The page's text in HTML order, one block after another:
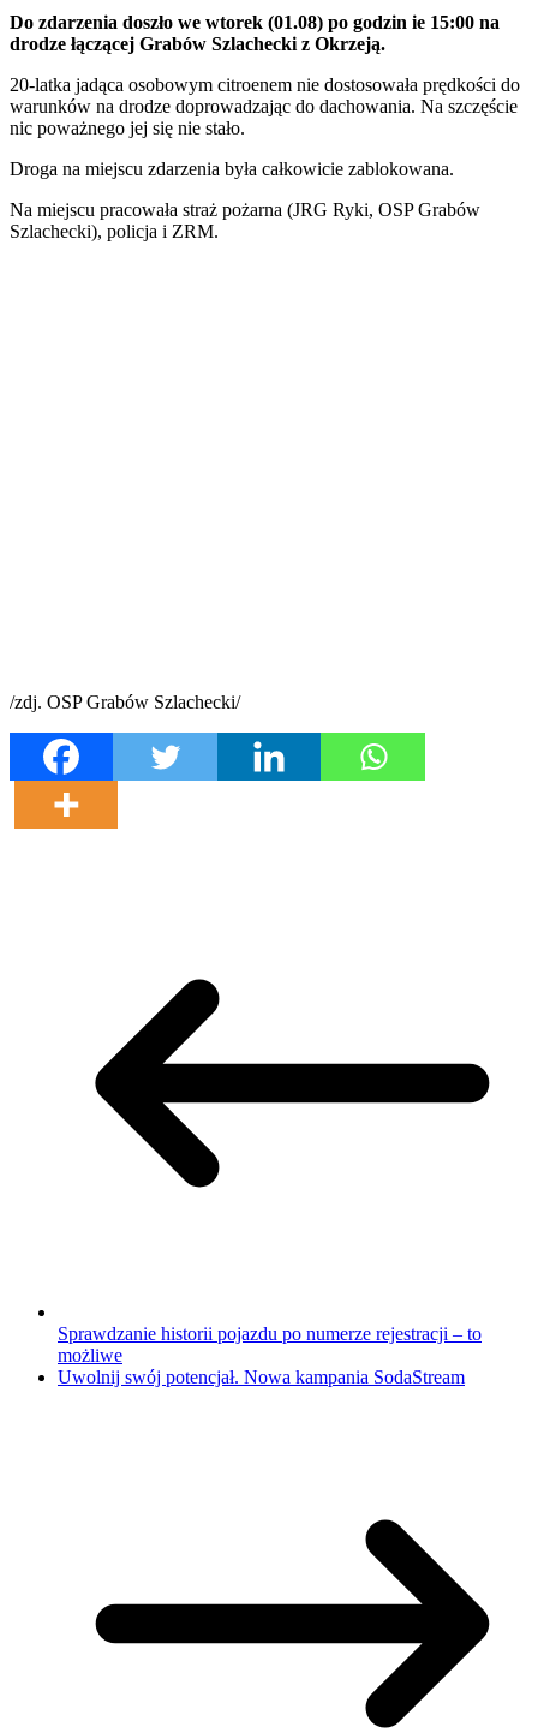
Do zdarzenia doszło we wtorek (01.08) po godzin ie 15:00 na
drodze łączącej Grabów Szlachecki z Okrzeją.
20-latka jadąca osobowym citroenem nie dostosowała prędkości do
warunków na drodze doprowadzając do dachowania. Na szczęście
nic poważnego jej się nie stało.
Droga na miejscu zdarzenia była całkowicie zablokowana.
Na miejscu pracowała straż pożarna (JRG Ryki, OSP Grabów
Szlachecki), policja i ZRM.
/zdj. OSP Grabów Szlachecki/
Sprawdzanie historii pojazdu po numerze rejestracji – to
możliwe
Uwolnij swój potencjał. Nowa kampania SodaStream